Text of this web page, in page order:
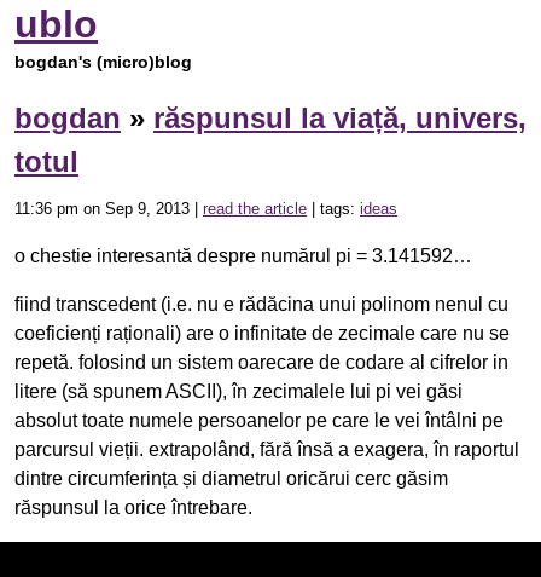
ublo
bogdan's (micro)blog
bogdan » răspunsul la viață, univers,
totul
11:36 pm on Sep 9, 2013 | read the article | tags: ideas
o chestie interesantă despre numărul pi = 3.141592…
fiind transcedent (i.e. nu e rădăcina unui polinom nenul cu
coeficienți raționali) are o infinitate de zecimale care nu se
repetă. folosind un sistem oarecare de codare al cifrelor in
litere (să spunem ASCII), în zecimalele lui pi vei găsi
absolut toate numele persoanelor pe care le vei întâlni pe
parcursul vieții. extrapolând, fără însă a exagera, în raportul
dintre circumferința și diametrul oricărui cerc găsim
răspunsul la orice întrebare.